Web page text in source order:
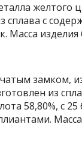
желтого
сплава с
Масса изделия
замком,
из
58,80%, с